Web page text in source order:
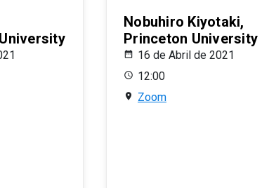
Nobuhiro Kiyotaki,
Princeton University
16 de Abril de 2021
12:00
Zoom